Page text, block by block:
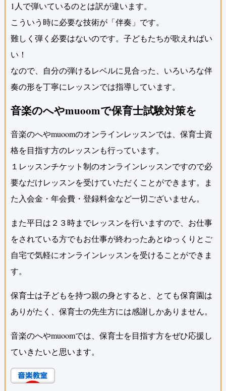
1人で弾いているのとは訳が違います。
こういう時に必要な技術が「伴奏」です。
難しく弾く必要はないのです。子どもたちが歌えればい
い！
なので、自分の弾けるレベルに見合った、いろいろな伴
奏の形を丁寧にレッスンでは指導しています。
音楽のへやmuoomで保育士試験対策を
音楽のへやmuoomのオンラインレッスンでは、保育士資
格を目指す方のレッスンも行っています。
１レッスンチケット制のオンラインレッスンですので必
要なだけレッスンを受けていただくことができます。ま
た入会金・年会費・登録料金など一切ございません。
また平日は２３時までレッスンを行いますので、お仕事
をされている方でもお仕事が終わったあとゆっくりとご
自宅で気軽にオンラインレッスンを受けることができま
す。
保育士は子どもを持つ親の身とすると、とても保育園は
ありがたく、保育士の先生方には感謝しかありません。
音楽のへやmuoomでは、保育士を目指す方をぜひ応援し
ていきたいと思います。